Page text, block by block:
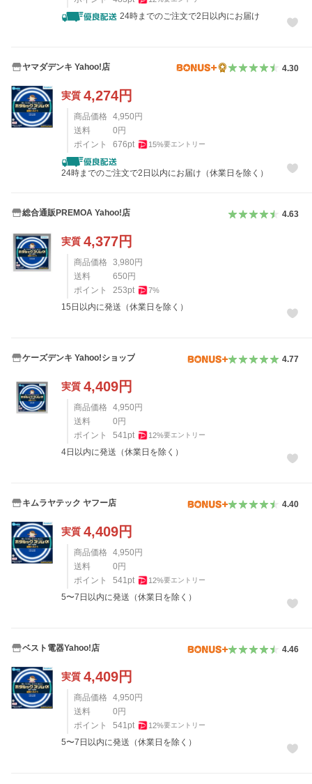
24時までのご注文で2日以内にお届け
ヤマダデンキ Yahoo!店 4.30
実質 4,274円
商品価格 4,950円
送料
0円
ポイント
676pt 15%要エントリー
24時までのご注文で2日以内にお届け（休業日を除く）
総合通販PREMOA Yahoo!店 4.63
実質 4,377円
商品価格 3,980 円
送料
650 円
ポイント
253pt 7%
15日以内に発送（休業日を除く）
ケーズデンキ Yahoo!ショップ 4.77
実質 4,409円
商品価格 4,950 円
送料
0 円
ポイント
541pt 12%要エントリー
4日以内に発送（休業日を除く）
キムラヤテック ヤフー店 4.40
実質 4,409円
商品価格 4,950 円
送料
0 円
ポイント
541pt 12%要エントリー
5〜7日以内に発送（休業日を除く）
ベスト電器Yahoo!店 4.46
実質 4,409円
商品価格 4,950 円
送料
0 円
ポイント
541pt 12%要エントリー
5〜7日以内に発送（休業日を除く）